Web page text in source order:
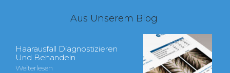
Aus Unserem Blog
Haarausfall Diagnostizieren
Und Behandeln
Weiterlesen